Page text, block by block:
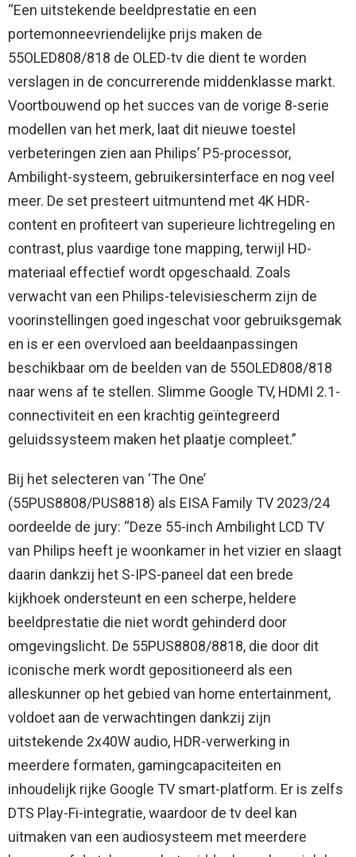
“Een uitstekende beeldprestatie en een
portemonneevriendelijke prijs maken de
55OLED808/818 de OLED-tv die dient te worden
verslagen in de concurrerende middenklasse markt.
Voortbouwend op het succes van de vorige 8-serie
modellen van het merk, laat dit nieuwe toestel
verbeteringen zien aan Philips’ P5-processor,
Ambilight-systeem, gebruikersinterface en nog veel
meer. De set presteert uitmuntend met 4K HDR-
content en profiteert van superieure lichtregeling en
contrast, plus vaardige tone mapping, terwijl HD-
materiaal effectief wordt opgeschaald. Zoals
verwacht van een Philips-televisiescherm zijn de
voorinstellingen goed ingeschat voor gebruiksgemak
en is er een overvloed aan beeldaanpassingen
beschikbaar om de beelden van de 55OLED808/818
naar wens af te stellen. Slimme Google TV, HDMI 2.1-
connectiviteit en een krachtig geïntegreerd
geluidssysteem maken het plaatje compleet.”
Bij het selecteren van ‘The One’
(55PUS8808/PUS8818) als EISA Family TV 2023/24
oordeelde de jury: “Deze 55-inch Ambilight LCD TV
van Philips heeft je woonkamer in het vizier en slaagt
daarin dankzij het S-IPS-paneel dat een brede
kijkhoek ondersteunt en een scherpe, heldere
beeldprestatie die niet wordt gehinderd door
omgevingslicht. De 55PUS8808/8818, die door dit
iconische merk wordt gepositioneerd als een
alleskunner op het gebied van home entertainment,
voldoet aan de verwachtingen dankzij zijn
uitstekende 2x40W audio, HDR-verwerking in
meerdere formaten, gamingcapaciteiten en
inhoudelijk rijke Google TV smart-platform. Er is zelfs
DTS Play-Fi-integratie, waardoor de tv deel kan
uitmaken van een audiosysteem met meerdere